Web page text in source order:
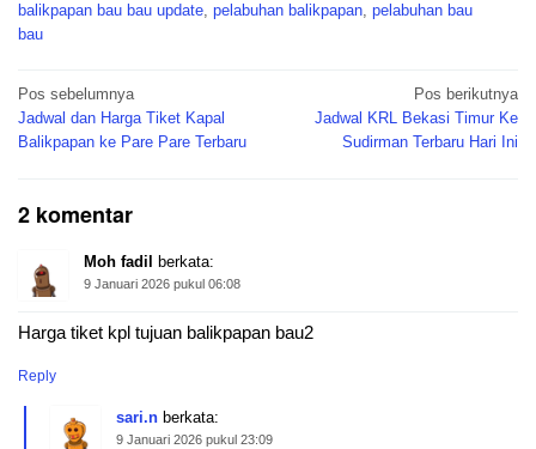
balikpapan bau bau update pelabuhan balikpapan pelabuhan bau
bau
Navigasi
pos
Pos sebelumnya
Jadwal dan Harga Tiket Kapal
Balikpapan ke Pare Pare Terbaru
Pos berikutnya
Jadwal KRL Bekasi Timur Ke
Sudirman Terbaru Hari Ini
2 komentar
Moh fadil berkata:
9 Januari 2026 pukul 06:08
Harga tiket kpl tujuan balikpapan bau2
Reply
sari.n berkata:
9 Januari 2026 pukul 23:09